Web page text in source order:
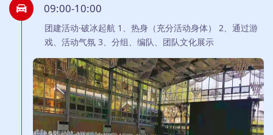
09:00-10:00
团建活动·破冰起航 1、热身（充分活动身体） 2、通过游
戏、活动气氛 3、分组、编队、团队文化展示